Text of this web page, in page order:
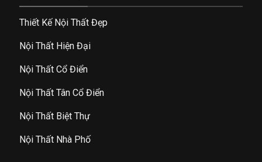
Thiết Kế Nội Thất Đẹp
Nội Thất Hiện Đại
Nội Thất Cổ Điển
Nội Thất Tân Cổ Điển
Nội Thất Biệt Thự
Nội Thất Nhà Phố